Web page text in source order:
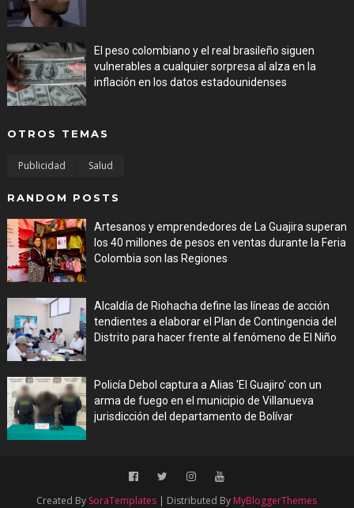
El peso colombiano y el real brasileño siguen
vulnerables a cualquier sorpresa al alza en la
inflación en los datos estadounidenses
OTROS TEMAS
Publicidad Salud
RANDOM POSTS
Artesanos y emprendedores de La Guajira superan
los 40 millones de pesos en ventas durante la Feria
Colombia son las Regiones
Alcaldía de Riohacha define las líneas de acción
tendientes a elaborar el Plan de Contingencia del
Distrito para hacer frente al fenómeno de El Niño
Policía Debol captura a Alias 'El Guajiro' con un
arma de fuego en el municipio de Villanueva
jurisdicción del departamento de Bolívar
Created By SoraTemplates | Distributed By MyBloggerThemes